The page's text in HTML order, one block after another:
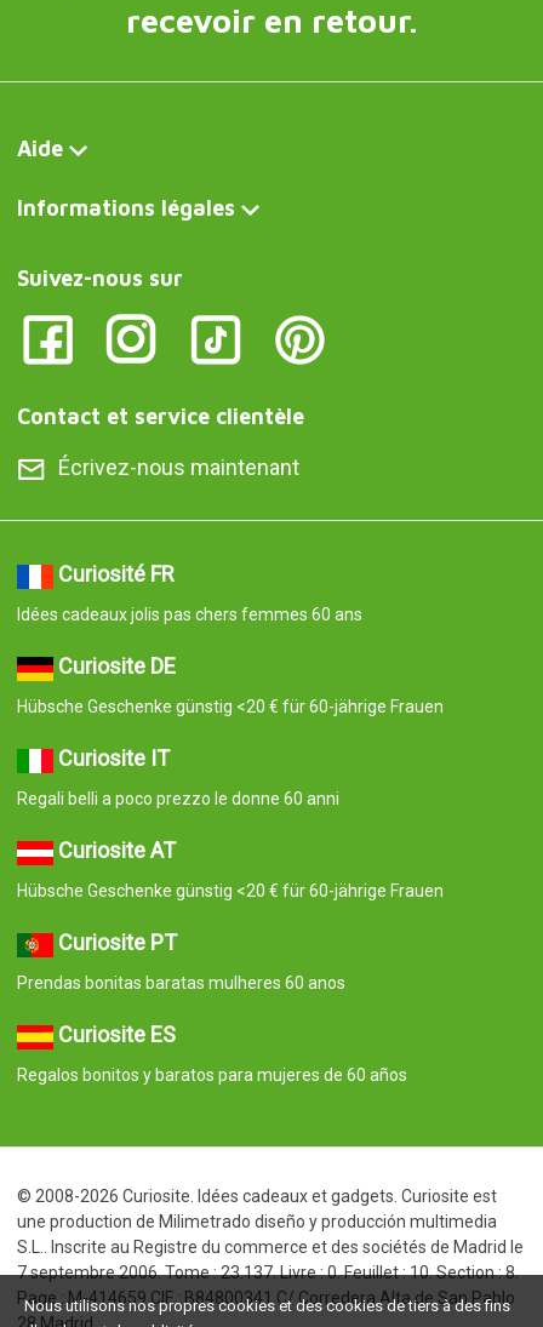
recevoir en retour.
Aide
Informations légales
Suivez-nous sur
Contact et service clientèle
Écrivez-nous maintenant
Curiosité FR
Idées cadeaux jolis pas chers femmes 60 ans
Curiosite DE
Hübsche Geschenke günstig <20 € für 60-jährige Frauen
Curiosite IT
Regali belli a poco prezzo le donne 60 anni
Curiosite AT
Hübsche Geschenke günstig <20 € für 60-jährige Frauen
Curiosite PT
Prendas bonitas baratas mulheres 60 anos
Curiosite ES
Regalos bonitos y baratos para mujeres de 60 años
© 2008-2026 Curiosite. Idées cadeaux et gadgets. Curiosite est
une production de Milimetrado diseño y producción multimedia
S.L.. Inscrite au Registre du commerce et des sociétés de Madrid le
7 septembre 2006. Tome : 23.137. Livre : 0. Feuillet : 10. Section : 8.
Page : M-414659 CIF : B84800341 C/ Corredera Alta de San Pablo
Nous utilisons nos propres cookies et des cookies de tiers à des fins